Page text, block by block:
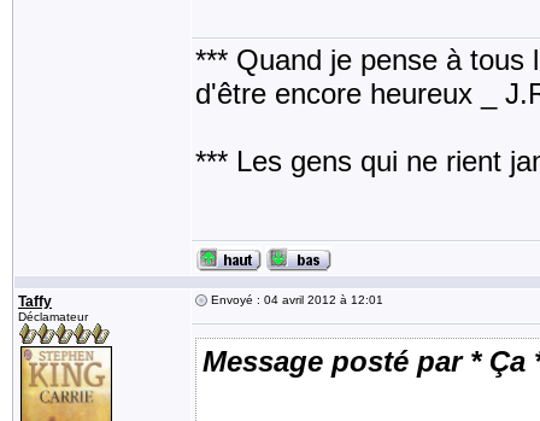
*** Quand je pense à tous
d'être encore heureux _
*** Les gens qui ne rient
Taffy
Déclamateur
Envoyé : 04 avril 2012 à 12:01
Message posté par * Ça